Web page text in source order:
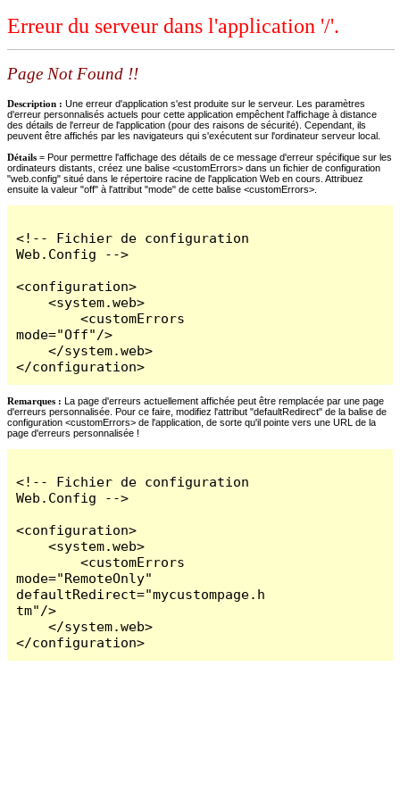
Erreur du serveur dans l'application '/'.
Page Not Found !!
Description : Une erreur d'application s'est produite sur le serveur. Les paramètres
d'erreur personnalisés actuels pour cette application empêchent l'affichage à distance
des détails de l'erreur de l'application (pour des raisons de sécurité). Cependant, ils
peuvent être affichés par les navigateurs qui s'exécutent sur l'ordinateur serveur local.
Détails = Pour permettre l'affichage des détails de ce message d'erreur spécifique sur les
ordinateurs distants, créez une balise <customErrors> dans un fichier de configuration
"web.config" situé dans le répertoire racine de l'application Web en cours. Attribuez
ensuite la valeur "off" à l'attribut "mode" de cette balise <customErrors>.
<!-- Fichier de configuration
Web.Config -->
<configuration>
    <system.web>
        <customErrors
mode="Off"/>
    </system.web>
</configuration>
Remarques : La page d'erreurs actuellement affichée peut être remplacée par une page
d'erreurs personnalisée. Pour ce faire, modifiez l'attribut "defaultRedirect" de la balise de
configuration <customErrors> de l'application, de sorte qu'il pointe vers une URL de la
page d'erreurs personnalisée !
<!-- Fichier de configuration
Web.Config -->
<configuration>
    <system.web>
        <customErrors
mode="RemoteOnly"
defaultRedirect="mycustompage.h
tm"/>
    </system.web>
</configuration>